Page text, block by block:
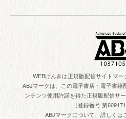
WEBげんきは正規版配信サイトマー
ABJマークは、この電子書店・電子書籍
ンテンツ使用許諾を得た正規版配信サ
（登録番号 第
ABJマークについて、詳しくは